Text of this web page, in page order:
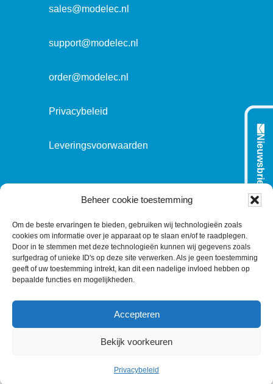
Beheer cookie toestemming
Om de beste ervaringen te bieden, gebruiken wij technologieën zoals
cookies om informatie over je apparaat op te slaan en/of te raadplegen.
Door in te stemmen met deze technologieën kunnen wij gegevens zoals
surfgedrag of unieke ID's op deze site verwerken. Als je geen toestemming
geeft of uw toestemming intrekt, kan dit een nadelige invloed hebben op
bepaalde functies en mogelijkheden.
Accepteren
Bekijk voorkeuren
Privacybeleid
s
m
sales@modelec.nl
support@modelec.nl
order@modelec.nl
Privacybeleid
Leveringsvoorwaarden
VOLG ONS OP:
L
i
n
T
w
i
F
a
c
o
Y
o
u
b
C
o
n
Partners
Nieuwsbrief